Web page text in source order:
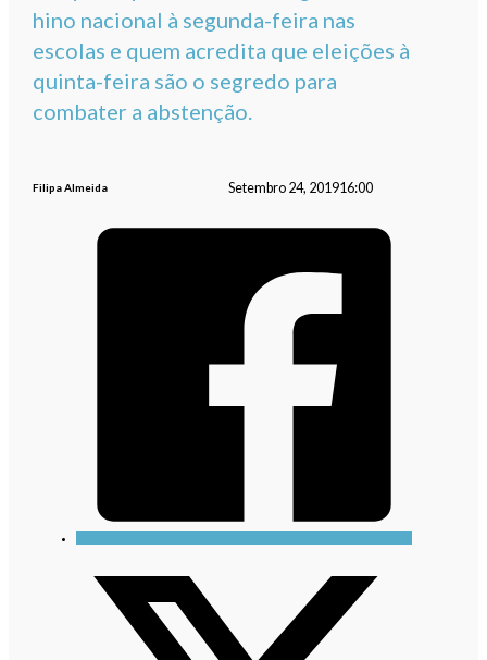
hino nacional à segunda-feira nas
escolas e quem acredita que eleições à
quinta-feira são o segredo para
combater a abstenção.
Filipa Almeida Setembro 24, 201916:00